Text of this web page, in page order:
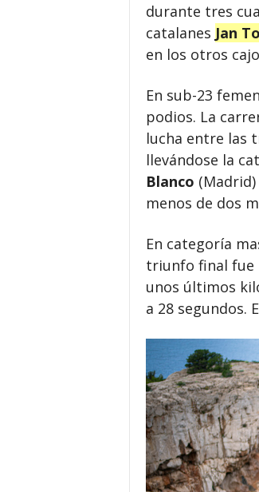
durante tres
catalanes Jan
en los otros
En sub-23
podios. La
lucha entre las
llevándose la
Blanco
menos de dos
En categoría
triunfo final fue
unos últimos
a 28 segundos.